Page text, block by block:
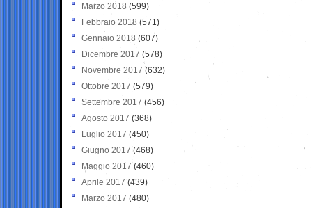
Marzo 2018 (599)
Febbraio 2018 (571)
Gennaio 2018 (607)
Dicembre 2017 (578)
Novembre 2017 (632)
Ottobre 2017 (579)
Settembre 2017 (456)
Agosto 2017 (368)
Luglio 2017 (450)
Giugno 2017 (468)
Maggio 2017 (460)
Aprile 2017 (439)
Marzo 2017 (480)